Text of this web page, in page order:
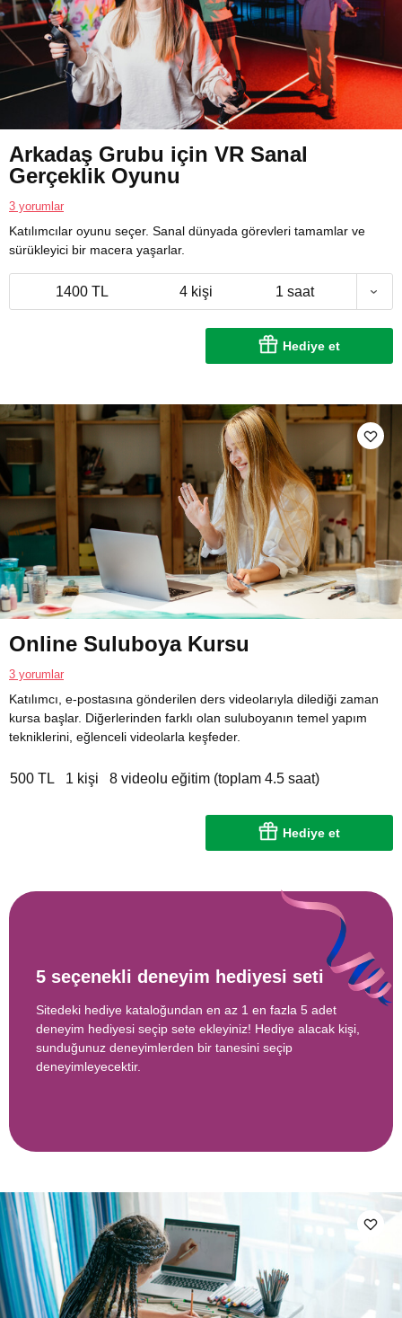
Arkadaş Grubu için VR Sanal
Gerçeklik Oyunu
3 yorumlar
Katılımcılar oyunu seçer. Sanal dünyada görevleri tamamlar ve
sürükleyici bir macera yaşarlar.
1400 TL 4 kişi 1 saat
Hediye et
Online Suluboya Kursu
3 yorumlar
Katılımcı, e-postasına gönderilen ders videolarıyla dilediği zaman
kursa başlar. Diğerlerinden farklı olan suluboyanın temel yapım
tekniklerini, eğlenceli videolarla keşfeder.
500 TL 1 kişi 8 videolu eğitim (toplam 4.5 saat)
Hediye et
5 seçenekli deneyim hediyesi seti
Sitedeki hediye kataloğundan en az 1 en fazla 5 adet
deneyim hediyesi seçip sete ekleyiniz! Hediye alacak kişi,
sunduğunuz deneyimlerden bir tanesini seçip
deneyimleyecektir.